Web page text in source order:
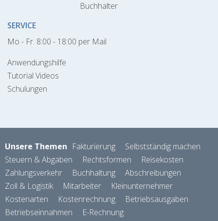
Buchhalter
SERVICE
Mo - Fr. 8:00 - 18:00 per Mail
Anwendungshilfe
Tutorial Videos
Schulungen
Unsere Themen Fakturierung
Selbstständig machen
Steuern & Abgaben
Rechtsformen
Reisekosten
Zahlungsverkehr
Buchhaltung
Abschreibungen
Zoll & Logistik
Mitarbeiter
Kleinunternehmer
Kostenarten
Kostenrechnung
Betriebsausgaben
Betriebseinnahmen
E-Rechnung